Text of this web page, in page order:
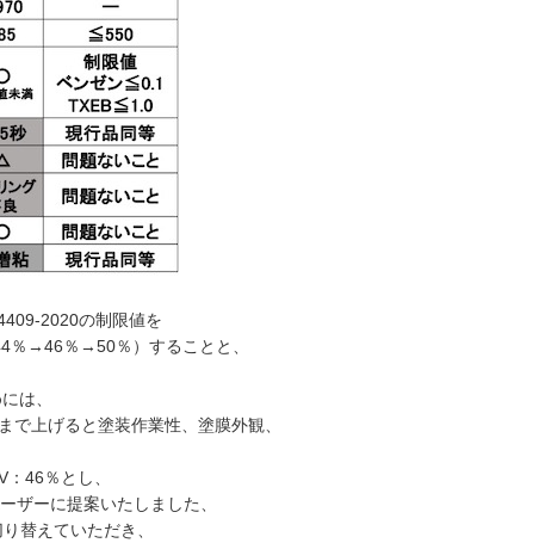
2020の制限値を
％→46％→50％）することと、
は、
で上げると塗装作業性、塗膜外観、
46％とし、
ザーに提案いたしました、
替えていただき、